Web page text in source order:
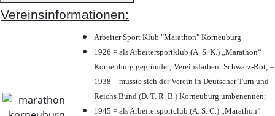
Vereinsinformationen:
Arbeiter Sport Klub "Marathon" Korneuburg
1926 = als Arbeitersportklub (A. S. K.) „Marathon“
Korneuburg gegründet; Vereinsfarben: Schwarz-Rot; –
1938 = musste sich der Verein in Deutscher Turn und
Reichs Bund (D. T. R. B.) Korneuburg umbenennen;
1945 = als Arbeitersportclub (A. S. C.) „Marathon“